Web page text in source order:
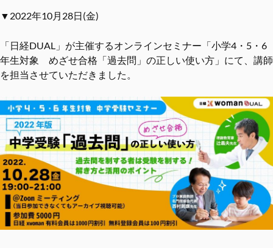
▼2022年10月28日(金)
「日経DUAL」が主催するオンラインセミナー「小学4・5・6
年生対象 めざせ合格「過去問」の正しい使い方」にて、講師
を担当させていただきました。